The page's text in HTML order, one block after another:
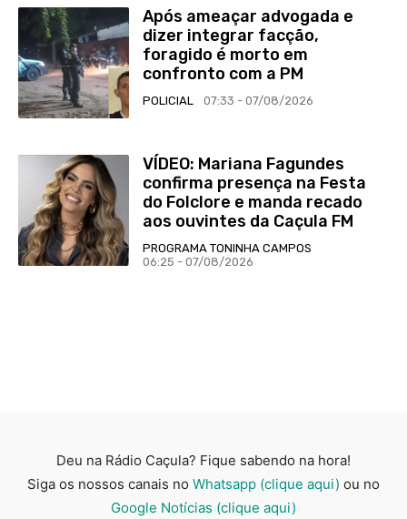
Após ameaçar advogada e
dizer integrar facção,
foragido é morto em
confronto com a PM
POLICIAL 07:33 - 07/08/2026
VÍDEO: Mariana Fagundes
confirma presença na Festa
do Folclore e manda recado
aos ouvintes da Caçula FM
PROGRAMA TONINHA CAMPOS
06:25 - 07/08/2026
Deu na Rádio Caçula? Fique sabendo na hora!
Siga os nossos canais no Whatsapp (clique aqui) ou no
Google Notícias (clique aqui)